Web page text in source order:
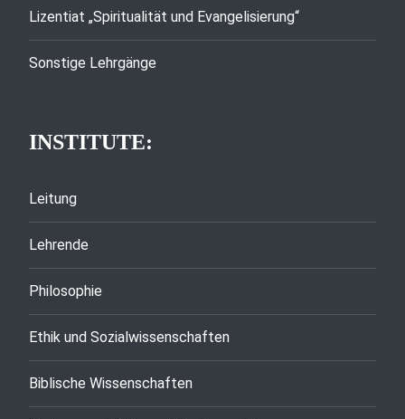
Lizentiat „Spiritualität und Evangelisierung“
Sonstige Lehrgänge
INSTITUTE:
Leitung
Lehrende
Philosophie
Ethik und Sozialwissenschaften
Biblische Wissenschaften